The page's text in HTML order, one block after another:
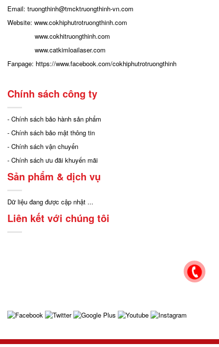
Email: truongthinh@tmcktruongthinh-vn.com
Website: www.cokhiphutrotruongthinh.com
www.cokhitruongthinh.com
www.catkimloailaser.com
Fanpage: https://www.facebook.com/cokhiphutrotruongthinh
Chính sách công ty
- Chính sách bảo hành sản phẩm
- Chính sách bảo mật thông tin
- Chính sách vận chuyển
- Chính sách ưu đãi khuyến mãi
Sản phẩm & dịch vụ
Dữ liệu đang được cập nhật ...
Liên kết với chúng tôi